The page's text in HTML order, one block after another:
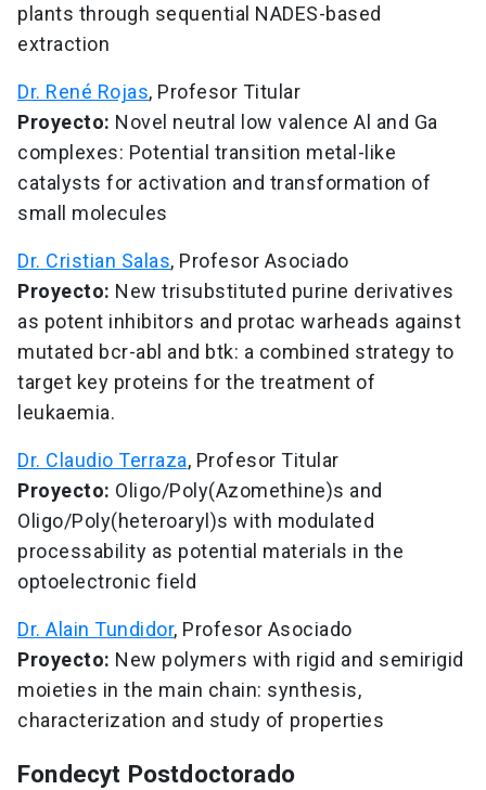
plants through sequential NADES-based
extraction
Dr. René Rojas, Profesor Titular
Proyecto: Novel neutral low valence Al and Ga
complexes: Potential transition metal-like
catalysts for activation and transformation of
small molecules
Dr. Cristian Salas, Profesor Asociado
Proyecto: New trisubstituted purine derivatives
as potent inhibitors and protac warheads against
mutated bcr-abl and btk: a combined strategy to
target key proteins for the treatment of
leukaemia.
Dr. Claudio Terraza, Profesor Titular
Proyecto: Oligo/Poly(Azomethine)s and
Oligo/Poly(heteroaryl)s with modulated
processability as potential materials in the
optoelectronic field
Dr. Alain Tundidor, Profesor Asociado
Proyecto: New polymers with rigid and semirigid
moieties in the main chain: synthesis,
characterization and study of properties
Fondecyt Postdoctorado